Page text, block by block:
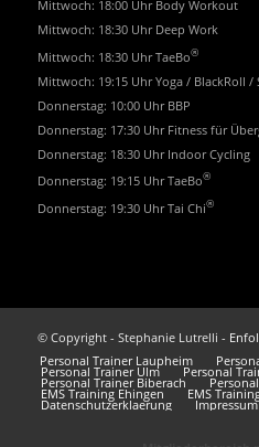
Mittwoch: 18:00 Uhr Body Workout
Mittwoch: 18:30 Uhr Deep Work
Mittwoch: 18:30 Uhr TaeBo®
Mittwoch: 19:15 Uhr Yoga / BlackRoll /
Donnerstag: 10:00 Uhr BBP
Donnerstag: 17:30 Uhr Fitness für
Donnerstag: 18:30 Uhr Indoor Cycling
Donnerstag: 19:15 Uhr TaeBo®
Donnerstag: 19:30 Uhr Tai Chi®
© Copyright - Stephanie Lutrelli -
Personal Trainer Laupheim
Personal Trainer Ulm Personal
Personal Trainer Biberach
EMS Training Ehingen EMS
Datenschutzerklaerung Impressum